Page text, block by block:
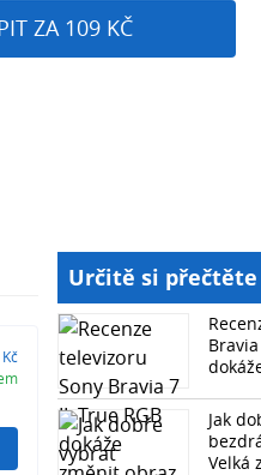
ZA 109 KČ
Určitě si přečtěte
Jak
Velká